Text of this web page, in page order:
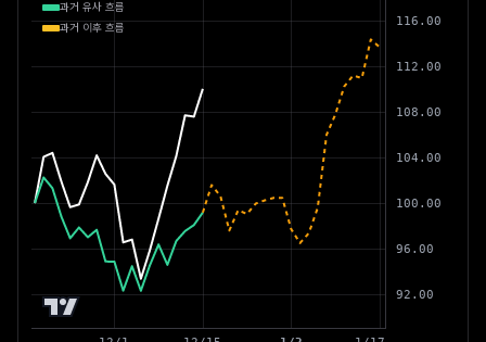
과거 유사 흐름
과거 이후 흐름